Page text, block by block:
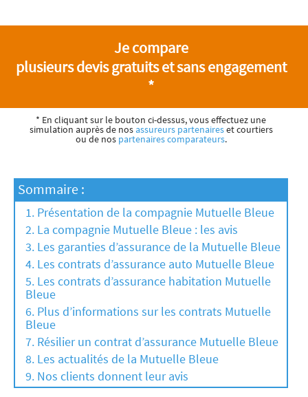
Je compare
plusieurs devis gratuits et sans engagement
*
* En cliquant sur le bouton ci-dessus, vous effectuez une
simulation auprès de nosassureurs partenaireset courtiers
ou de nos partenaires comparateurs.
Sommaire :
Présentation de la compagnie Mutuelle Bleue
La compagnie Mutuelle Bleue : les avis
Les garanties d’assurance de la Mutuelle Bleue
Les contrats d’assurance auto Mutuelle Bleue
Les contrats d’assurance habitation Mutuelle
Bleue
Plus d’informations sur les contrats Mutuelle
Bleue
Résilier un contrat d’assurance Mutuelle Bleue
Les actualités de la Mutuelle Bleue
Nos clients donnent leur avis